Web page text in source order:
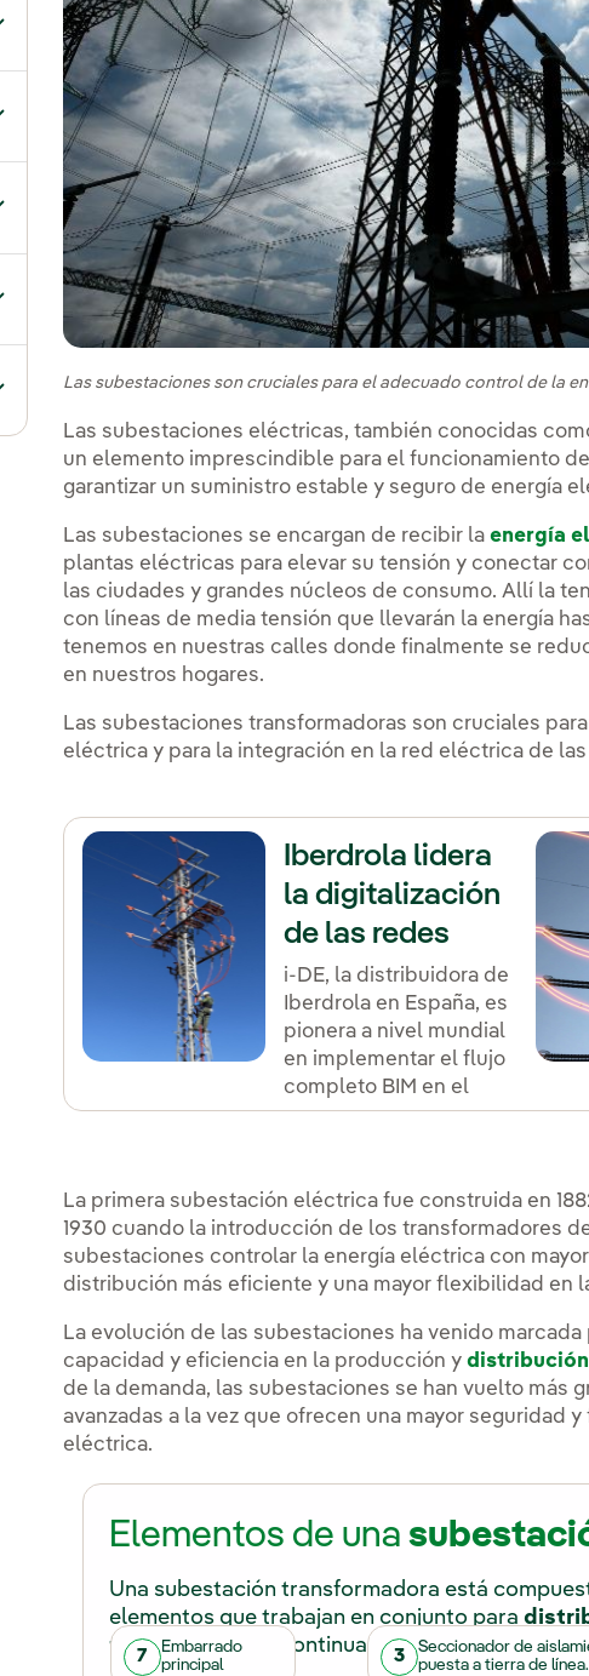
el submenú para Productos y servicios
el submenú para Dónde estamos
el submenú para Plan Estratégico
el submenú para Nuestro sector
el submenú para Modelo de innovación
Las subestaciones son cruciales para el adecuado control de la
Las subestaciones eléctricas, también conocidas
un elemento imprescindible para el funcionamiento
garantizar un suministro estable y seguro de energía
Las subestaciones se encargan de recibir laenergía
plantas eléctricas para elevar su tensión y conectar
las ciudades y grandes núcleos de consumo. Allí la
con líneas de media tensión que llevarán la energía
tenemos en nuestras calles donde finalmente se
en nuestros hogares.
Las subestaciones transformadoras son cruciales
eléctrica y para la integración en la red eléctrica de
Iberdrola lidera
la digitalización
de las redes
eléctricas en
España
i-DE, la distribuidora de
Iberdrola en España, es
pionera a nivel mundial
en implementar el flujo
completo BIM en el
diseño y construcción
eléctricas.
La primera subestación eléctrica fue construida en
1930 cuando la introducción de los transformadores
subestaciones controlar la energía eléctrica con
distribución más eficiente y una mayor flexibilidad en
La evolución de las subestaciones ha venido
capacidad y eficiencia en la producción y
de la demanda, las subestaciones se han vuelto más
avanzadas a la vez que ofrecen una mayor seguridad
eléctrica.
Elementos de una
Una subestación transformadora está
elementos que trabajan en conjunto para
forma segura
. A continuación, presentamos
3
Seccionador de
puesta a tierra de línea.
7
Embarrado
principal